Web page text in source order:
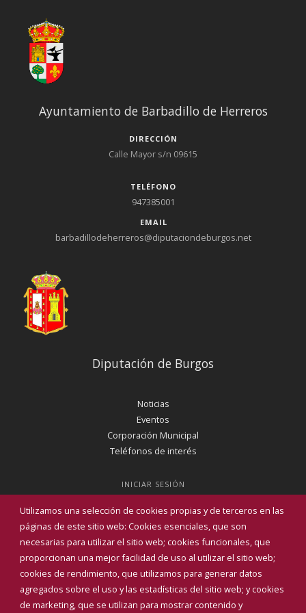
Utilizamos una selección de cookies propias y de terceros en las
páginas de este sitio web: Cookies esenciales, que son
necesarias para utilizar el sitio web; cookies funcionales, que
proporcionan una mejor facilidad de uso al utilizar el sitio web;
cookies de rendimiento, que utilizamos para generar datos
agregados sobre el uso y las estadísticas del sitio web; y cookies
de marketing, que se utilizan para mostrar contenido y
Ayuntamiento de Barbadillo de Herreros
DIRECCIÓN
Calle Mayor s/n 09615
TELÉFONO
947385001
EMAIL
barbadillodeherreros@diputaciondeburgos.net
Diputación de Burgos
Noticias
Eventos
Corporación Municipal
Teléfonos de interés
INICIAR SESIÓN